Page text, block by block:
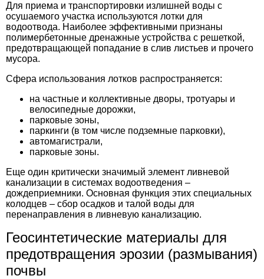
Для приема и транспортировки излишней воды с
осушаемого участка используются лотки для
водоотвода. Наиболее эффективными признаны
полимербетонные дренажные устройства с решеткой,
предотвращающей попадание в слив листьев и прочего
мусора.
Сфера использования лотков распространяется:
на частные и коллективные дворы, тротуары и
велосипедные дорожки,
парковые зоны,
паркинги (в том числе подземные парковки),
автомагистрали,
парковые зоны.
Еще один критически значимый элемент ливневой
канализации в системах водоотведения –
дождеприемники. Основная функция этих специальных
колодцев – сбор осадков и талой воды для
перенаправления в ливневую канализацию.
Геосинтетические материалы для
предотвращения эрозии (размывания)
почвы